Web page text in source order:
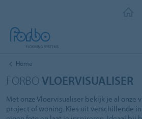
Home
FORBO VLOERVISUALISER
Met onze Vloervisualiser bekijk je al onze
project of woning. Kies uit verschillende